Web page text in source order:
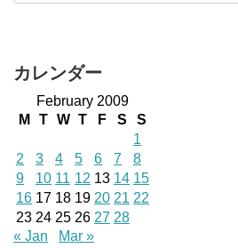
カレンダー
February 2009
M
T W T F S
S
1
2
3 4 5 6 7
8
9
10 11 12 13 14 15
16 17 18 19 20 21 22
23 24 25 26 27 28
« Jan
Mar »